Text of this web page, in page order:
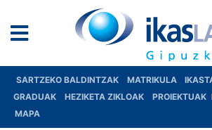
SARTZEKO BALDINTZAK MATRIKULA
GRADUAK
HEZIKETA ZIKLOAK PROIEKTUAK
MAPA